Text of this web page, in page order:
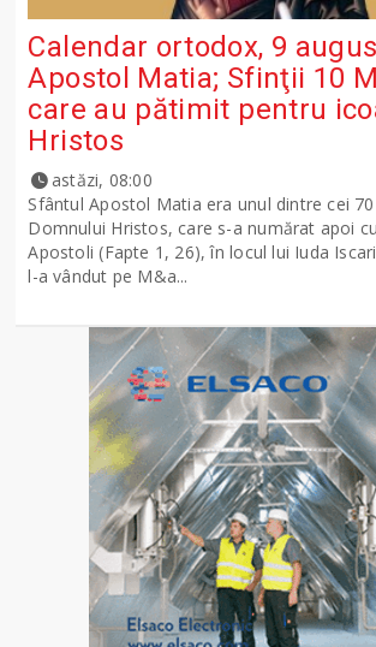
Calendar ortodox, 9
Apostol Matia; Sfinţii 10
care au pătimit pentru
Hristos
astăzi, 08:00
Sfântul Apostol Matia era unul dintre cei
Domnului Hristos, care s-a numărat apoi
Apostoli (Fapte 1, 26), în locul lui Iuda
l-a vândut pe M&a...